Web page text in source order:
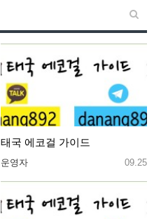
태국 에코걸 가이드
운영자 09.25